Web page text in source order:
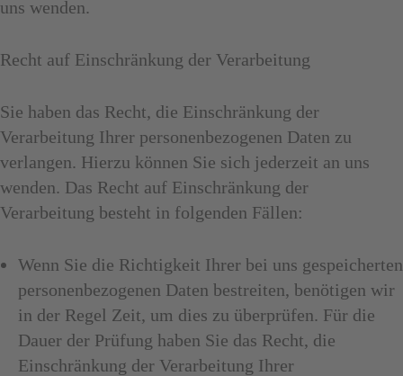
uns wenden.
Recht auf Einschränkung der Verarbeitung
Sie haben das Recht, die Einschränkung der
Verarbeitung Ihrer personenbezogenen Daten zu
verlangen. Hierzu können Sie sich jederzeit an uns
wenden. Das Recht auf Einschränkung der
Verarbeitung besteht in folgenden Fällen:
Wenn Sie die Richtigkeit Ihrer bei uns gespeicherten
personenbezogenen Daten bestreiten, benötigen wir
in der Regel Zeit, um dies zu überprüfen. Für die
Dauer der Prüfung haben Sie das Recht, die
Einschränkung der Verarbeitung Ihrer